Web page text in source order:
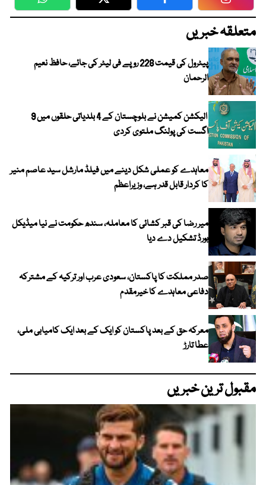
WhatsApp Twitter Facebook
متعلقہ خبریں
پیٹرول کی قیمت 228 روپے فی لیٹر کی جائے، حافظ نعیم
الرحمان
الیکشن کمیشن نے بلوچستان کے 4 بلدیاتی حلقوں میں 9
اگست کی پولنگ ملتوی کردی
معاہدے کو عملی شکل دینے میں فیلڈ مارشل سید عاصم منیر
کا کردار قابل قدر ہے، وزیراعظم
میر رضا کی قبر کشائی کا معاملہ، سندھ حکومت نے نیا میڈیکل
بورڈ تشکیل دے دیا
صدر مملکت کا پاکستان، سعودی عرب اور ترکیہ کے مشترکہ
دفاعی معاہدے کا خیرمقدم
معرکہ حق کے بعد پاکستان کو ایک کے بعد ایک کامیابی ملی،
عطا تارڑ
مقبول ترین خبریں